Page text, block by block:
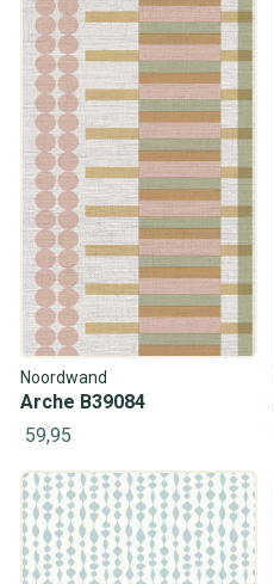
Noordwand
Arche B39084
59,95